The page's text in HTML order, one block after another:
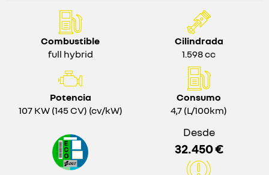
Combustible
full hybrid
Cilindrada
1.598 cc
Potencia
107 KW (145 CV) (cv/kW)
Consumo
4,7 (L/100km)
Desde
32.450 €